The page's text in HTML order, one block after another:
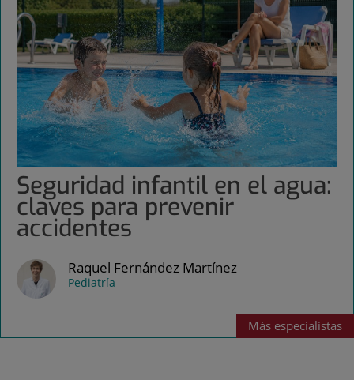
Seguridad infantil en el agua:
claves para prevenir
accidentes
Raquel Fernández Martínez
Pediatría
Más especialistas